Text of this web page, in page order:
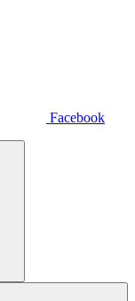
Facebook